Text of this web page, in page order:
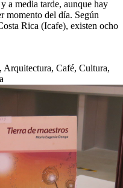
a media tarde, aunque hay
momento del día. Según
Rica (Icafe), existen ocho
Arquitectura, Café, Cultura,